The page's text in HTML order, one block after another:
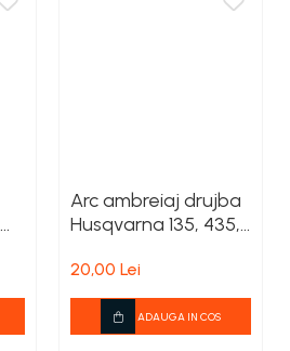
Arc ambreiaj drujba
Husqvarna 135, 435,
20,00 Lei
ADAUGA IN COS